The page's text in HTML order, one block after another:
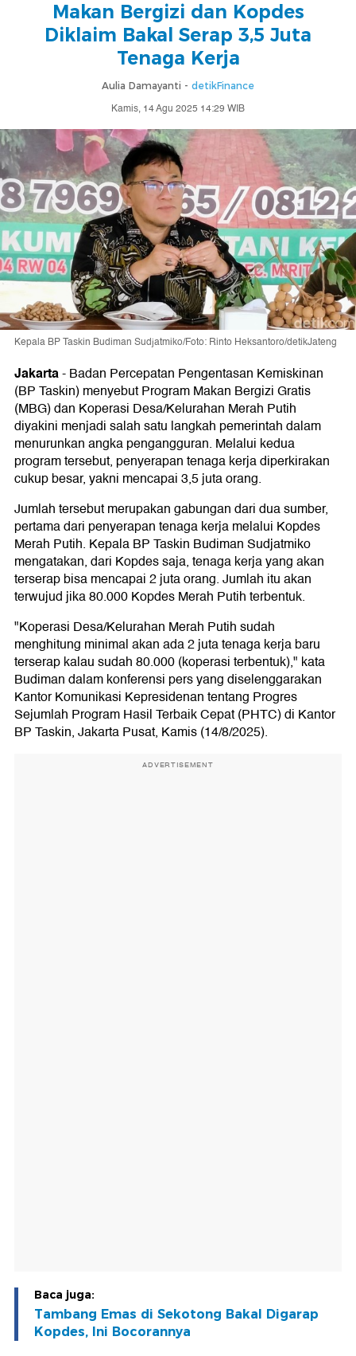
Makan Bergizi dan Kopdes
Diklaim Bakal Serap 3,5 Juta
Tenaga Kerja
Aulia Damayanti - detikFinance
Kamis, 14 Agu 2025 14:29 WIB
Kepala BP Taskin Budiman Sudjatmiko/Foto: Rinto Heksantoro/detikJateng
Jakarta-Badan Percepatan Pengentasan Kemiskinan
(BP Taskin) menyebut Program Makan Bergizi Gratis
(MBG) dan Koperasi Desa/Kelurahan Merah Putih
diyakini menjadi salah satu langkah pemerintah dalam
menurunkan angka pengangguran. Melalui kedua
program tersebut, penyerapan tenaga kerja diperkirakan
cukup besar, yakni mencapai 3,5 juta orang.
Jumlah tersebut merupakan gabungan dari dua sumber,
pertama dari penyerapan tenaga kerja melalui Kopdes
Merah Putih. Kepala BP Taskin Budiman Sudjatmiko
mengatakan, dari Kopdes saja, tenaga kerja yang akan
terserap bisa mencapai 2 juta orang. Jumlah itu akan
terwujud jika 80.000 Kopdes Merah Putih terbentuk.
"Koperasi Desa/Kelurahan Merah Putih sudah
menghitung minimal akan ada 2 juta tenaga kerja baru
terserap kalau sudah 80.000 (koperasi terbentuk)," kata
Budiman dalam konferensi pers yang diselenggarakan
Kantor Komunikasi Kepresidenan tentang Progres
Sejumlah Program Hasil Terbaik Cepat (PHTC) di Kantor
BP Taskin, Jakarta Pusat, Kamis (14/8/2025).
ADVERTISEMENT
Baca juga:
Tambang Emas di Sekotong Bakal Digarap
Kopdes, Ini Bocorannya